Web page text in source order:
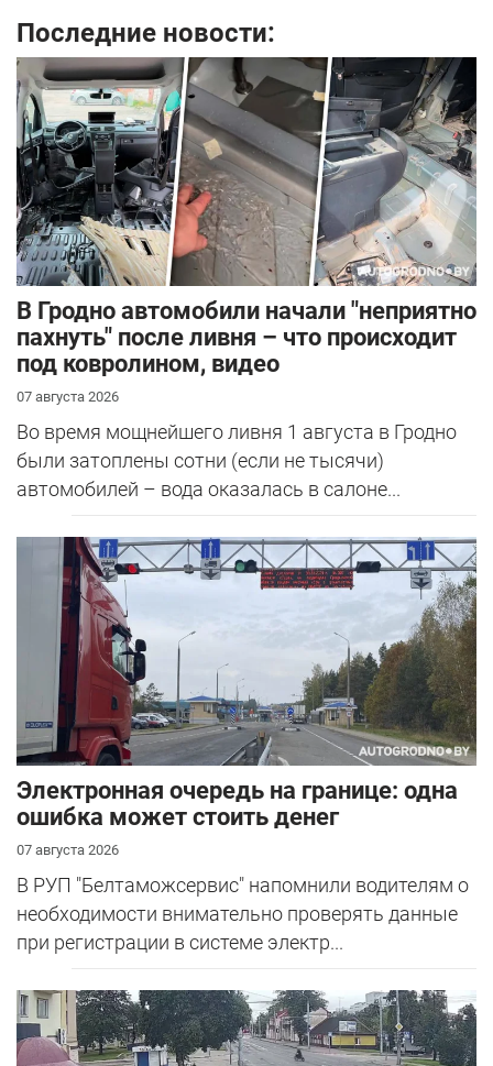
Последние новости:
В Гродно автомобили начали "неприятно
пахнуть" после ливня – что происходит
под ковролином, видео
07 августа 2026
Во время мощнейшего ливня 1 августа в Гродно
были затоплены сотни (если не тысячи)
автомобилей – вода оказалась в салоне...
Электронная очередь на границе: одна
ошибка может стоить денег
07 августа 2026
В РУП "Белтаможсервис" напомнили водителям о
необходимости внимательно проверять данные
при регистрации в системе электр...